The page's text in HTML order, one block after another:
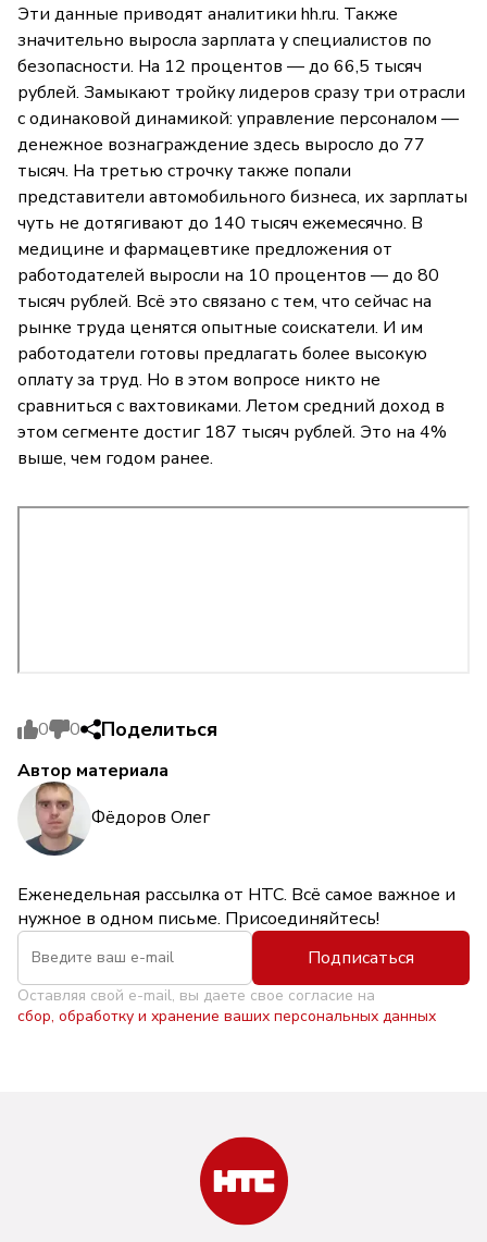
Эти данные приводят аналитики hh.ru. Также
значительно выросла зарплата у специалистов по
безопасности. На 12 процентов — до 66,5 тысяч
рублей. Замыкают тройку лидеров сразу три отрасли
с одинаковой динамикой: управление персоналом —
денежное вознаграждение здесь выросло до 77
тысяч. На третью строчку также попали
представители автомобильного бизнеса, их зарплаты
чуть не дотягивают до 140 тысяч ежемесячно. В
медицине и фармацевтике предложения от
работодателей выросли на 10 процентов — до 80
тысяч рублей. Всё это связано с тем, что сейчас на
рынке труда ценятся опытные соискатели. И им
работодатели готовы предлагать более высокую
оплату за труд. Но в этом вопросе никто не
сравниться с вахтовиками. Летом средний доход в
этом сегменте достиг 187 тысяч рублей. Это на 4%
выше, чем годом ранее.
0 0 Поделиться
Автор материала
Фёдоров Олег
Еженедельная рассылка от НТС. Всё самое важное и
нужное в одном письме. Присоединяйтесь!
Подписаться
Оставляя свой e-mail, вы даете свое согласие на
сбор, обработку и хранение ваших персональных данных